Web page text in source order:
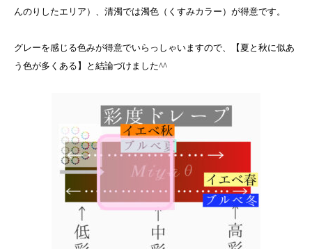
んのりしたエリア）、清濁では濁色（くすみカラー）が得意です。
グレーを感じる色みが得意でいらっしゃいますので、【夏と秋に似あ
う色が多くある】と結論づけました^^